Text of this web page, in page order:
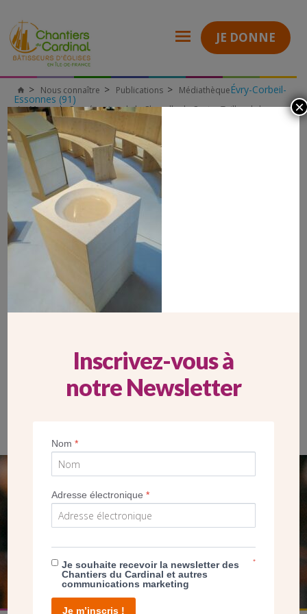
JE DONNE
Chantiers
du
Cardinal
Nous connaître Publications MédiathèqueÉvry-Corbeil-
Essonnes (91)
Messe de Consécration de la Chapelle du Centre Teilhard-de-
Chardin à Saclay (91)
Baptistère de la chapelle SACLAY 2023
BAPTISTÈRE DE LA CHAPELLE SACLAY
2023
NOUS PERMET D’AGIR
FAIRE UN DON
Inscrivez-vous à
notre Newsletter
Nom*
Adresse électronique*
Je souhaite recevoir la newsletter des
Chantiers du Cardinal et autres
communications marketing
*
Je m’inscris !
×